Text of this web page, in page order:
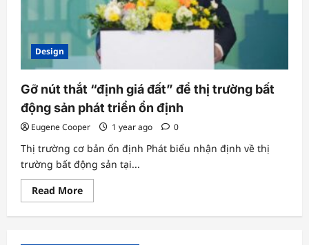
Design
Gỡ nút thắt “định giá đất” để thị trường bất
động sản phát triển ổn định
Eugene Cooper 1 year ago 0
Thị trường cơ bản ổn định Phát biểu nhận định về thị
trường bất động sản tại...
Read MoreRead
more
Gỡ